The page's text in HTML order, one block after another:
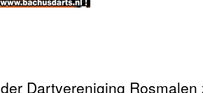
der Dartvereniging Rosmalen